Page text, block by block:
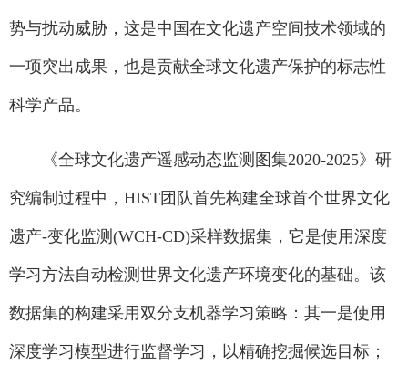
势与扰动威胁，这是中国在文化遗产空间技术领域的
一项突出成果，也是贡献全球文化遗产保护的标志性
科学产品。
《全球文化遗产遥感动态监测图集2020-2025》研
究编制过程中，HIST团队首先构建全球首个世界文化
遗产-变化监测(WCH-CD)采样数据集，它是使用深度
学习方法自动检测世界文化遗产环境变化的基础。该
数据集的构建采用双分支机器学习策略：其一是使用
深度学习模型进行监督学习，以精确挖掘候选目标；